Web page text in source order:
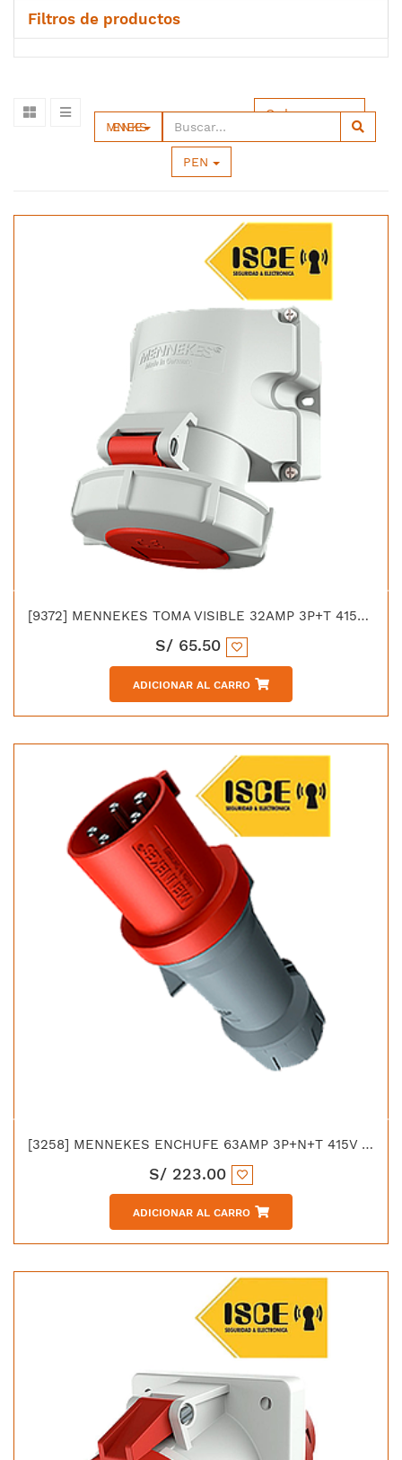
Filtros de productos
MENNEKES
PEN
Ordenar por
[9372] MENNEKES TOMA VISIBLE 32AMP 3P+T 415V ROJO 6H IP67 LIBRE DE HALOGENO
S/ 65.50
ADICIONAR AL CARRO
[3258] MENNEKES ENCHUFE 63AMP 3P+N+T 415V ROJO 6H IP44 POWER TOP PLUS
S/ 223.00
ADICIONAR AL CARRO